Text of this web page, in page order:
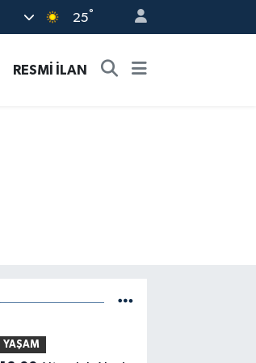
25°
RESMİ İLAN
YAŞAM